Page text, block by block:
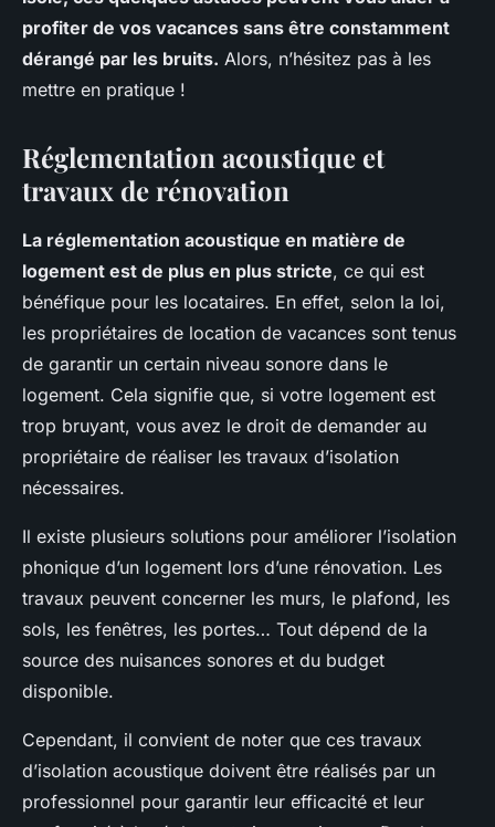
profiter de vos vacances sans être constamment
dérangé par les bruits. Alors, n’hésitez pas à les
mettre en pratique !
Réglementation acoustique et
travaux de rénovation
La réglementation acoustique en matière de
logement est de plus en plus stricte, ce qui est
bénéfique pour les locataires. En effet, selon la loi,
les propriétaires de location de vacances sont tenus
de garantir un certain niveau sonore dans le
logement. Cela signifie que, si votre logement est
trop bruyant, vous avez le droit de demander au
propriétaire de réaliser les travaux d’isolation
nécessaires.
Il existe plusieurs solutions pour améliorer l’isolation
phonique d’un logement lors d’une rénovation. Les
travaux peuvent concerner les murs, le plafond, les
sols, les fenêtres, les portes… Tout dépend de la
source des nuisances sonores et du budget
disponible.
Cependant, il convient de noter que ces travaux
d’isolation acoustique doivent être réalisés par un
professionnel pour garantir leur efficacité et leur